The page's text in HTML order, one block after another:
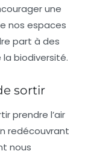
une
nos espaces
part à des
biodiversité.
sortir
prendre l’air
redécouvrant
nous